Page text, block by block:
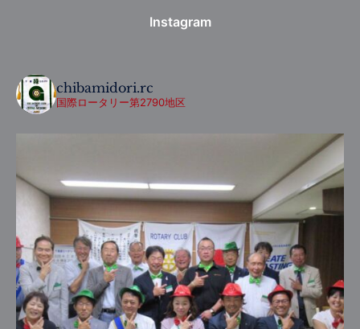
Instagram
chibamidori.rc
国際ロータリー第2790地区